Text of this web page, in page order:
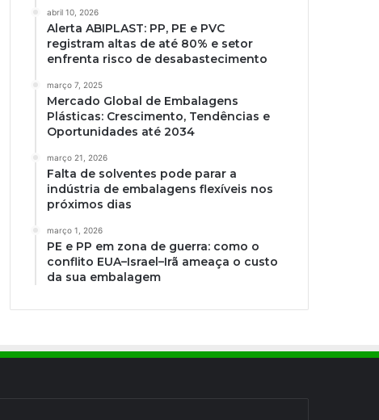
abril 10, 2026
Alerta ABIPLAST: PP, PE e PVC
registram altas de até 80% e setor
enfrenta risco de desabastecimento
março 7, 2025
Mercado Global de Embalagens
Plásticas: Crescimento, Tendências e
Oportunidades até 2034
março 21, 2026
Falta de solventes pode parar a
indústria de embalagens flexíveis nos
próximos dias
março 1, 2026
PE e PP em zona de guerra: como o
conflito EUA–Israel–Irã ameaça o custo
da sua embalagem